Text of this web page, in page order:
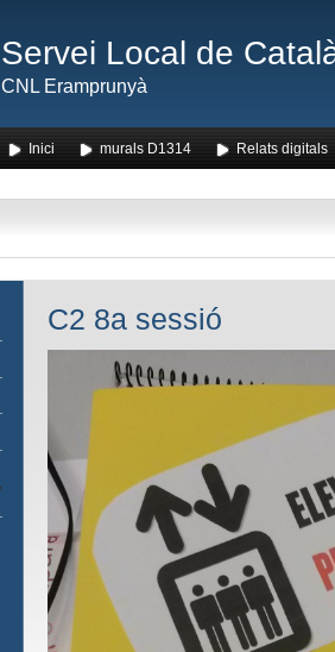
Servei Local de
CNL Eramprunyà
Inici murals D1314 Relats digitals
C2 8a sessió